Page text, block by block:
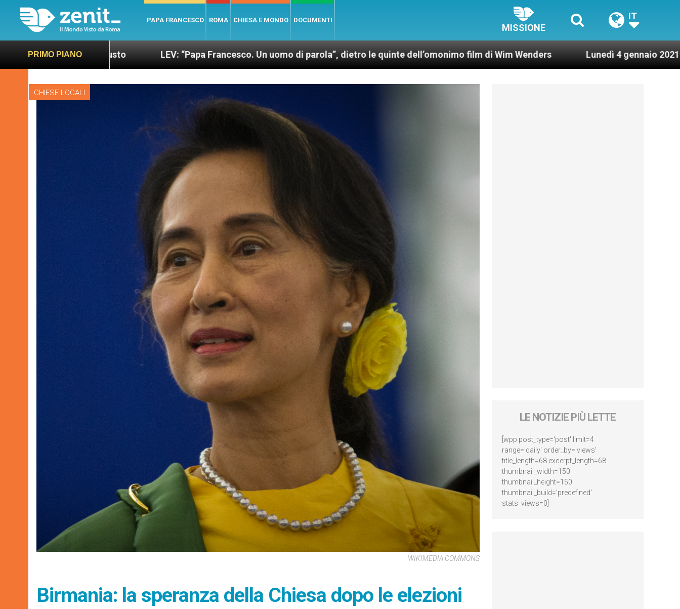
PAPA FRANCESCO ROMA CHIESA E MONDO DOCUMENTI
MISSIONE
IT
PRIMO PIANO
e giusto LEV: “Papa Francesco. Un uomo di parola”, dietro le quinte dell’omonimo film di Wim Wenders Lunedì 4 gennaio 2021: Possesso
CHIESE LOCALI
WIKIMEDIA COMMONS
Birmania: la speranza della Chiesa dopo le elezioni
LE NOTIZIE PIÙ LETTE
[wpp post_type='post' limit=4
range='daily' order_by='views'
title_length=68 excerpt_length=68
thumbnail_width=150
thumbnail_height=150
thumbnail_build='predefined'
stats_views=0]